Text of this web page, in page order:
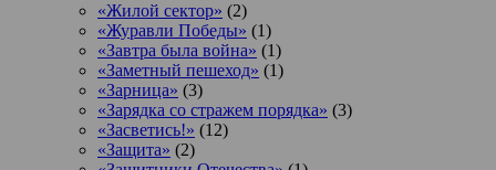
«Жилой сектор» (2)
«Журавли Победы» (1)
«Завтра была война» (1)
«Заметный пешеход» (1)
«Зарница» (3)
«Зарядка со стражем порядка» (3)
«Засветись!» (12)
«Защита» (2)